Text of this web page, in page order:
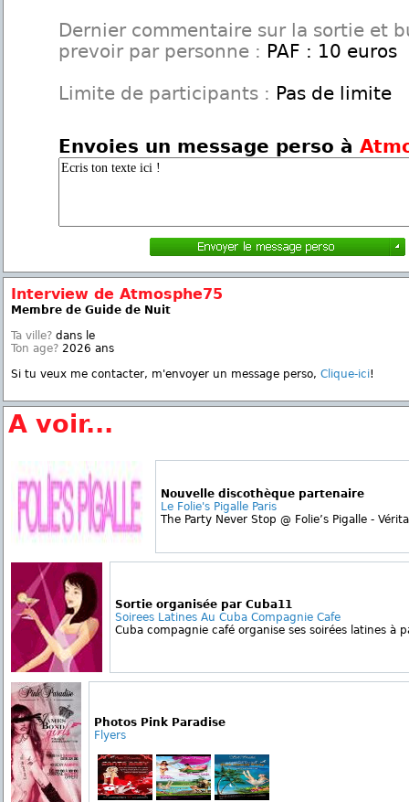
Dernier commentaire sur la sortie et
prevoir par personne : PAF : 10 euros
Limite de participants : Pas de limite
Envoies un message perso à
Interview de Atmosphe75
Membre de Guide de Nuit
Ta ville? dans le
Ton age? 2026 ans
Si tu veux me contacter, m'envoyer un message perso, Clique-ici!
A voir...
Nouvelle discothèque partenaire
Le Folie's Pigalle Paris
The Party Never Stop @ Folie’s Pigalle -
Sortie organisée par Cuba11
Soirees Latines Au Cuba Compagnie Cafe
Cuba compagnie café organise ses soirées latines à
Photos Pink Paradise
Flyers